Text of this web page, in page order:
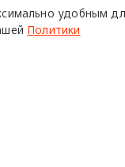
удобным
Политики